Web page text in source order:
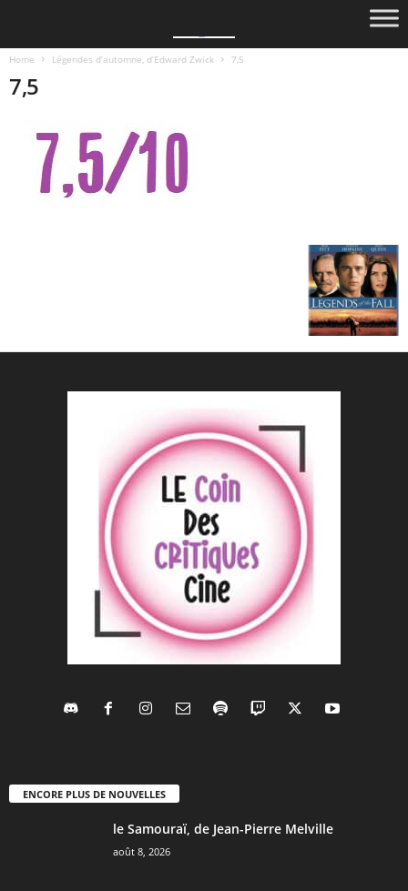
Home Légendes d’automne, d’Edward Zwick 7,5
7,5
ENCORE PLUS DE NOUVELLES
le Samouraï, de Jean-Pierre Melville
août 8, 2026